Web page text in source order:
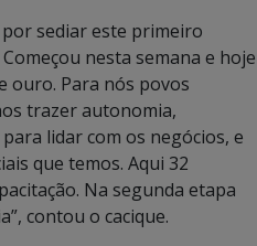
sediar este primeiro
nesta semana e hoje
ouro. Para nós povos
trazer autonomia,
lidar com os negócios, e
que temos. Aqui 32
Na segunda etapa
contou o cacique.